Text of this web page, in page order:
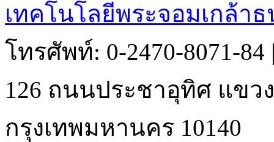
เทคโนโลยีพระจอมเกล้า
โทรศัพท์: 0-2470-8071-84
126 ถนนประชาอุทิศ แขว
กรุงเทพมหานคร 10140